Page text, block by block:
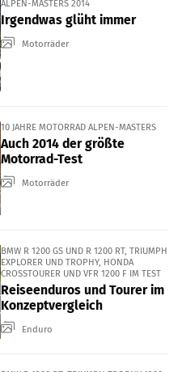
ALPEN-MASTERS 2014
Irgendwas glüht immer
Motorräder
10 JAHRE MOTORRAD ALPEN-MASTERS
Auch 2014 der größte
Motorrad-Test
Motorräder
BMW R 1200 GS UND R 1200 RT, TRIUMPH
EXPLORER UND TROPHY, HONDA
CROSSTOURER UND VFR 1200 F IM TEST
Reiseenduros und Tourer im
Konzeptvergleich
Enduro